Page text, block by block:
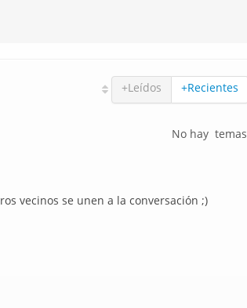
+Leídos +Recientes
No hay temas
vecinos se unen a la conversación ;)